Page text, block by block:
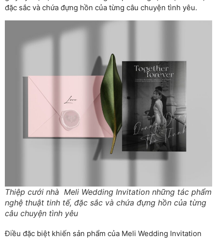
đặc sắc và chứa đựng hồn của từng câu chuyện tình yêu.
Thiệp cưới nhà Meli Wedding Invitation những tác phẩm
nghệ thuật tinh tế, đặc sắc và chứa đựng hồn của từng
câu chuyện tình yêu
Điều đặc biệt khiến sản phẩm của Meli Wedding Invitation